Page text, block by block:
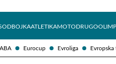
Eurocup Evroliga
ODBOJKAATLETIKAMOTODRUGO